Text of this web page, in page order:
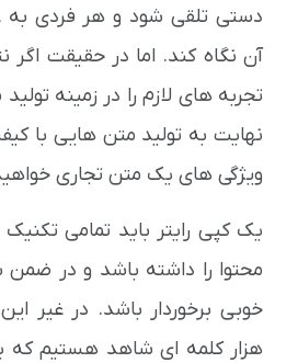
دستی تلقی شود و هر فردی به
آن نگاه کند. اما در حقیقت
تجربه های لازم را در زمینه
نهایت به تولید متن هایی با
ویژگی های یک متن تجاری
یک کپی رایتر باید تمامی
محتوا را داشته باشد و در ضمن
خوبی برخوردار باشد. در غیر
هزار کلمه ای شاهد هستیم که